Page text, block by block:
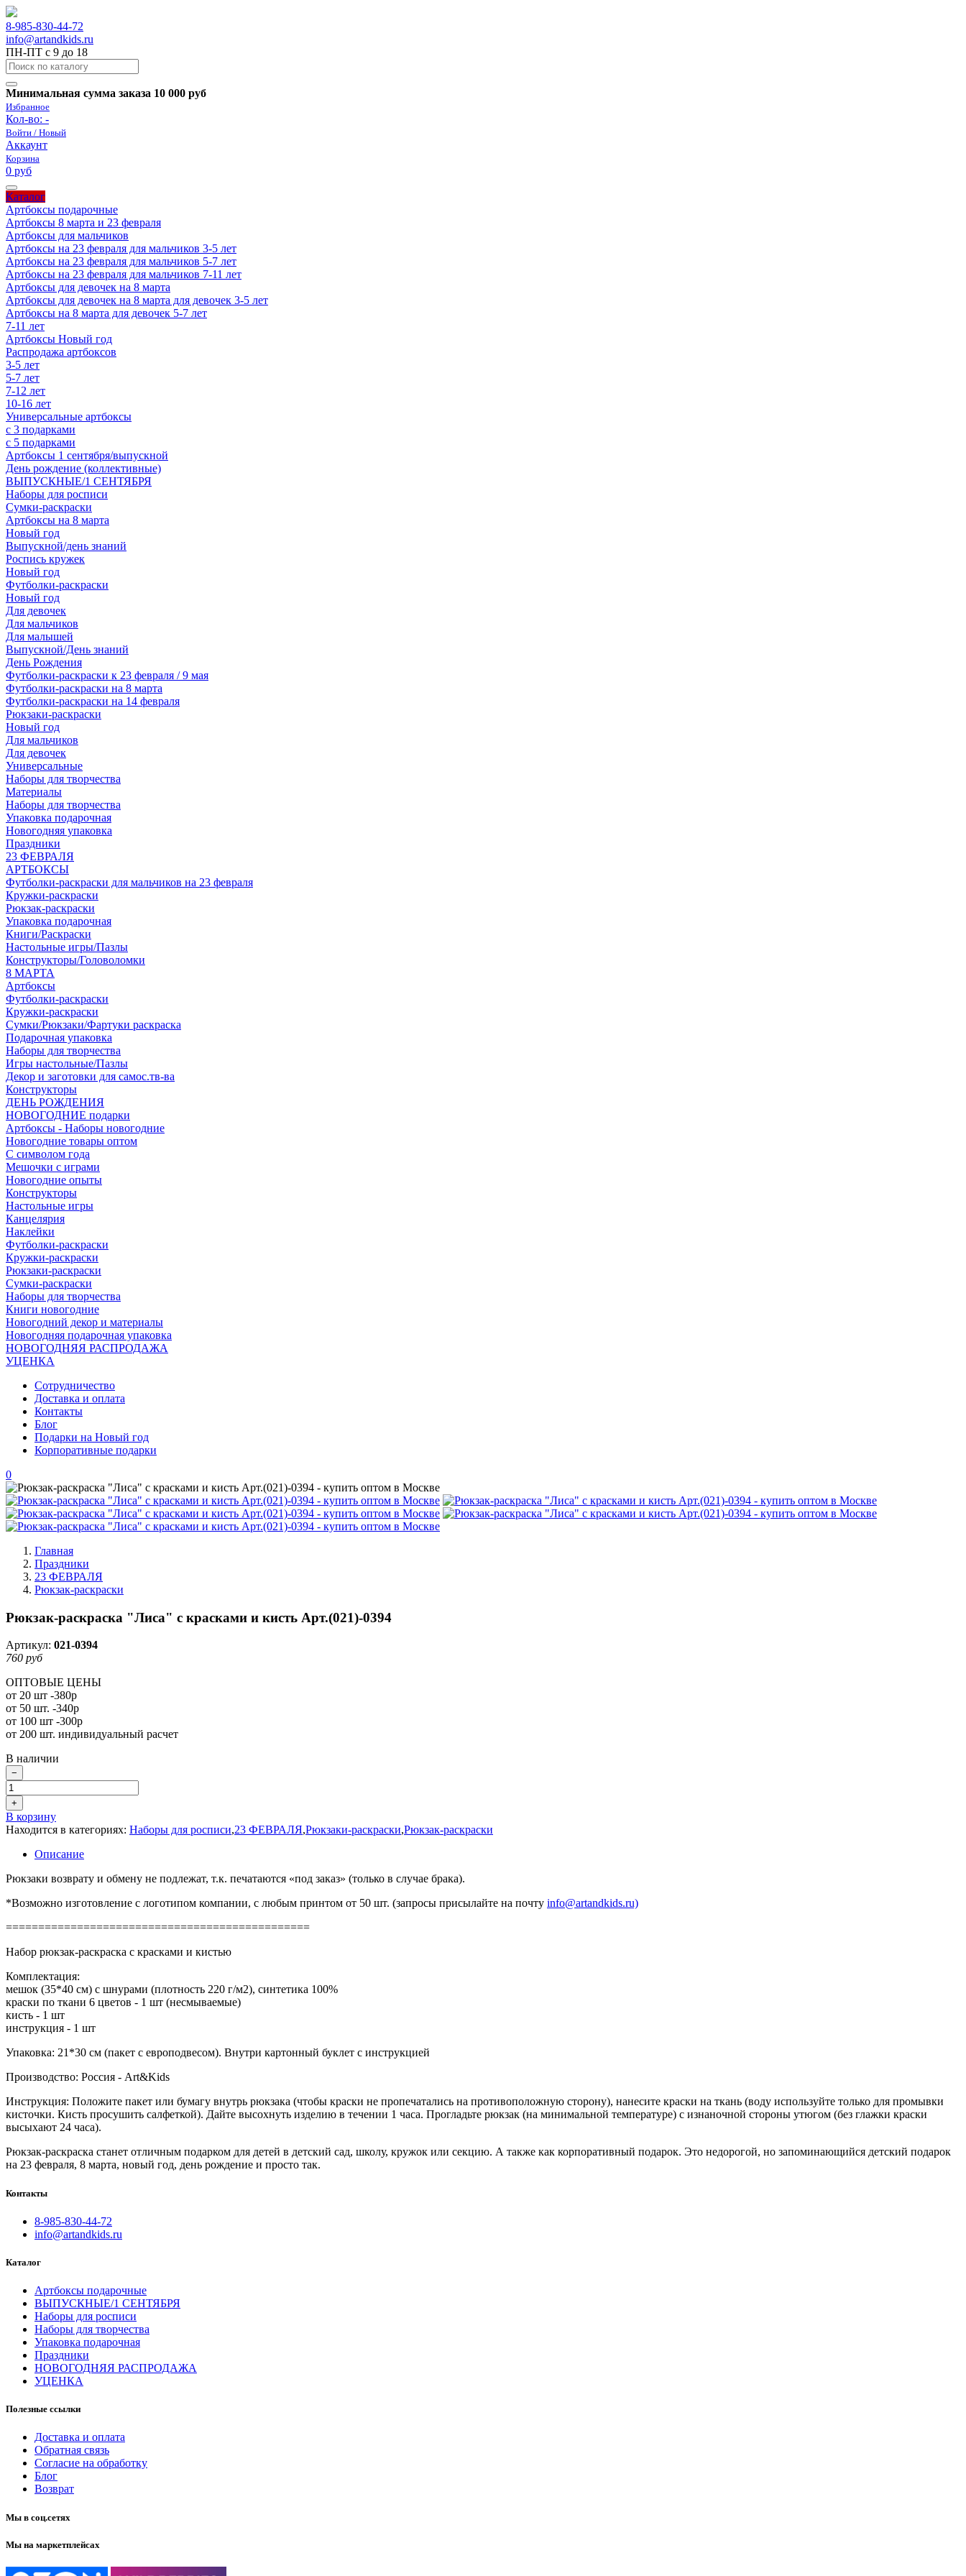
8-985-830-44-72
info@artandkids.ru
ПН-ПТ с 9 до 18
Минимальная сумма заказа 10 000 руб
Избранное
Кол-во: -
Войти / Новый
Аккаунт
Корзина
0 руб
Каталог
Артбоксы подарочные
Артбоксы 8 марта и 23 февраля
Артбоксы для мальчиков
Артбоксы на 23 февраля для мальчиков 3-5 лет
Артбоксы на 23 февраля для мальчиков 5-7 лет
Артбоксы на 23 февраля для мальчиков 7-11 лет
Артбоксы для девочек на 8 марта
Артбоксы для девочек на 8 марта для девочек 3-5 лет
Артбоксы на 8 марта для девочек 5-7 лет
7-11 лет
Артбоксы Новый год
Распродажа артбоксов
3-5 лет
5-7 лет
7-12 лет
10-16 лет
Универсальные артбоксы
с 3 подарками
с 5 подарками
Артбоксы 1 сентября/выпускной
День рождение (коллективные)
ВЫПУСКНЫЕ/1 СЕНТЯБРЯ
Наборы для росписи
Сумки-раскраски
Артбоксы на 8 марта
Новый год
Выпускной/день знаний
Роспись кружек
Новый год
Футболки-раскраски
Новый год
Для девочек
Для мальчиков
Для малышей
Выпускной/День знаний
День Рождения
Футболки-раскраски к 23 февраля / 9 мая
Футболки-раскраски на 8 марта
Футболки-раскраски на 14 февраля
Рюкзаки-раскраски
Новый год
Для мальчиков
Для девочек
Универсальные
Наборы для творчества
Материалы
Наборы для творчества
Упаковка подарочная
Новогодняя упаковка
Праздники
23 ФЕВРАЛЯ
АРТБОКСЫ
Футболки-раскраски для мальчиков на 23 февраля
Кружки-раскраски
Рюкзак-раскраски
Упаковка подарочная
Книги/Раскраски
Настольные игры/Пазлы
Конструкторы/Головоломки
8 МАРТА
Артбоксы
Футболки-раскраски
Кружки-раскраски
Сумки/Рюкзаки/Фартуки раскраска
Подарочная упаковка
Наборы для творчества
Игры настольные/Пазлы
Декор и заготовки для самос.тв-ва
Конструкторы
ДЕНЬ РОЖДЕНИЯ
НОВОГОДНИЕ подарки
Артбоксы - Наборы новогодние
Новогодние товары оптом
С символом года
Мешочки с играми
Новогодние опыты
Конструкторы
Настольные игры
Канцелярия
Наклейки
Футболки-раскраски
Кружки-раскраски
Рюкзаки-раскраски
Сумки-раскраски
Наборы для творчества
Книги новогодние
Новогодний декор и материалы
Новогодняя подарочная упаковка
НОВОГОДНЯЯ РАСПРОДАЖА
УЦЕНКА
Сотрудничество
Доставка и оплата
Контакты
Блог
Подарки на Новый год
Корпоративные подарки
0
Главная
Праздники
23 ФЕВРАЛЯ
Рюкзак-раскраски
Рюкзак-раскраска "Лиса" с красками и кисть Арт.(021)-0394
Артикул: 021-0394
760 руб
ОПТОВЫЕ ЦЕНЫ
от 20 шт -380р
от 50 шт. -340р
от 100 шт -300р
от 200 шт. индивидуальный расчет
В наличии
−
+
В корзину
Находится в категориях: Наборы для росписи,23 ФЕВРАЛЯ,Рюкзаки-раскраски,Рюкзак-раскраски
Описание
Рюкзаки возврату и обмену не подлежат, т.к. печатаются «под заказ» (только в случае брака).
*Возможно изготовление с логотипом компании, с любым принтом от 50 шт. (запросы присылайте на почту info@artandkids.ru)
===============================================
Набор рюкзак-раскраска с красками и кистью
Комплектация:
мешок (35*40 см) с шнурами (плотность 220 г/м2), синтетика 100%
краски по ткани 6 цветов - 1 шт (несмываемые)
кисть - 1 шт
инструкция - 1 шт
Упаковка: 21*30 см (пакет с европодвесом). Внутри картонный буклет с инструкцией
Производство: Россия - Art&Kids
Инструкция: Положите пакет или бумагу внутрь рюкзака (чтобы краски не пропечатались на противоположную сторону), нанесите краски на ткань (воду используйте только для промывки
кисточки. Кисть просушить салфеткой). Дайте высохнуть изделию в течении 1 часа. Прогладьте рюкзак (на минимальной температуре) с изнаночной стороны утюгом (без глажки краски
высыхают 24 часа).
Рюкзак-раскраска станет отличным подарком для детей в детский сад, школу, кружок или секцию. А также как корпоративный подарок. Это недорогой, но запоминающийся детский подарок
на 23 февраля, 8 марта, новый год, день рождение и просто так.
Контакты
8-985-830-44-72
info@artandkids.ru
Каталог
Артбоксы подарочные
ВЫПУСКНЫЕ/1 СЕНТЯБРЯ
Наборы для росписи
Наборы для творчества
Упаковка подарочная
Праздники
НОВОГОДНЯЯ РАСПРОДАЖА
УЦЕНКА
Полезные ссылки
Доставка и оплата
Обратная связь
Согласие на обработку
Блог
Возврат
Мы в соц.сетях
Мы на маркетплейсах